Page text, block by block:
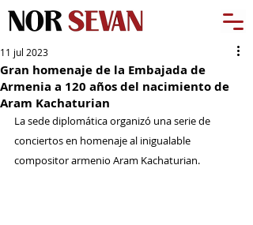
Gran homenaje de la Embajada de
Armenia a 120 años del nacimiento de
Aram Kachaturian
11 jul 2023
La sede diplomática organizó una serie de
conciertos en homenaje al inigualable
compositor armenio Aram Kachaturian.